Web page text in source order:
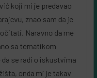
koji mi je predavao
znao sam da je
Naravno da me
sa tematikom
se radi o iskustvima
onda mi je takav